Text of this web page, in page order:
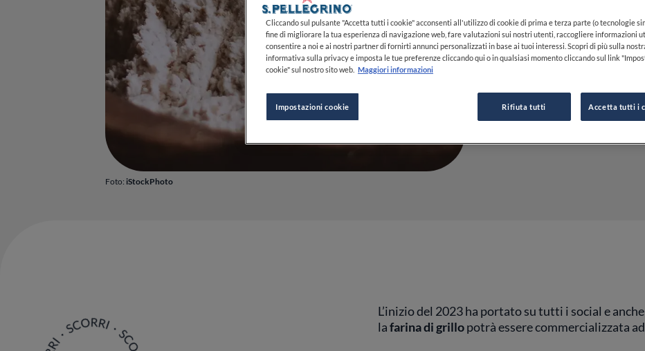
Foto: iStockPhoto
DACLAUDIA CONCAS
L’inizio del 2023 ha portato su tutti i social e
lafarina di grillopotrà essere commercializzata
Cliccando sul pulsante "Accetta tutti i cookie" acconsenti all'utilizzo di cookie di prima e terza parte (o tecnologie
fine di migliorare la tua esperienza di navigazione web, fare valutazioni sui nostri utenti, raccogliere informazioni
consentire a noi e ai nostri partner di fornirti annunci personalizzati in base ai tuoi interessi. Scopri di più sulla
informativa sulla privacy e imposta le tue preferenze cliccando qui o in qualsiasi momento cliccando sul link
cookie" sul nostro sito web. Maggiori informazioni
Impostazioni cookie Rifiuta tutti Accetta tutti i